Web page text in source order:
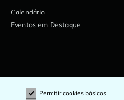
Calendário
Eventos em Destaque
Permitir cookies básicos